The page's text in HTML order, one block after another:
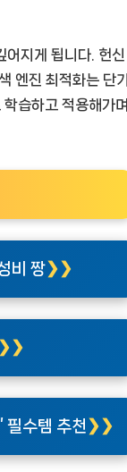
어지게 됩니다. 헌신
엔진 최적화는 단기
습하고 적용해가며
비 짱
필수템 추천